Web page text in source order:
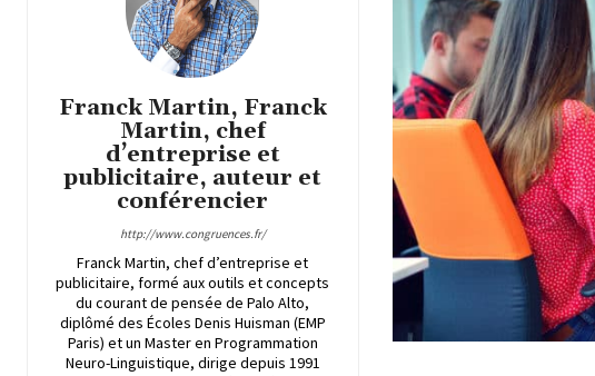
Franck Martin, Franck
Martin, chef
d’entreprise et
publicitaire, auteur et
conférencier
http://www.congruences.fr/
Franck Martin, chef d’entreprise et
publicitaire, formé aux outils et concepts
du courant de pensée de Palo Alto,
diplômé des Écoles Denis Huisman (EMP
Paris) et un Master en Programmation
Neuro-Linguistique, dirige depuis 1991